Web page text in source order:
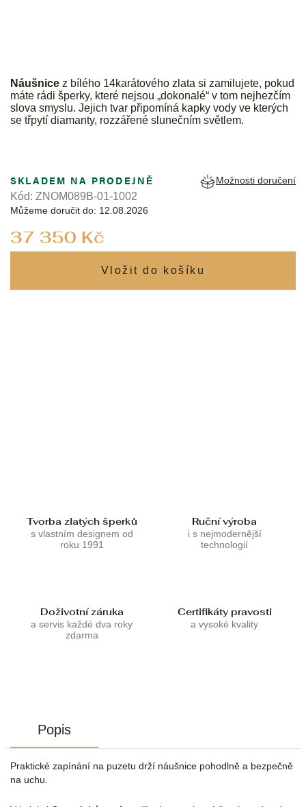
Náušnice z bílého 14karátového zlata si zamilujete, pokud
máte rádi šperky, které nejsou „dokonalé“ v tom nejhezčím
slova smyslu. Jejich tvar připomíná kapky vody ve kterých
se třpytí diamanty, rozzářené slunečním světlem.
37 350 Kč
SKLADEM NA PRODEJNĚ
Můžeme doručit do: 12.08.2026
Možnosti doručení
Kód: ZNOM089B-01-1002
Tvorba zlatých šperků
s vlastním designem od
roku 1991
Ruční výroba
i s nejmodernější
technologií
Doživotní záruka
a servis každé dva roky
zdarma
Certifikáty pravosti
a vysoké kvality
Popis
Praktické zapínání na puzetu drží náušnice pohodlně a bezpečně
na uchu.